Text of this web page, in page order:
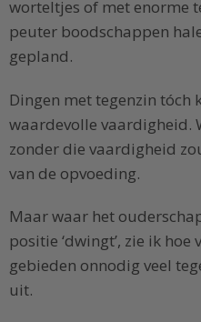
worteltjes of met enorme
peuter boodschappen
gepland.
Dingen met tegenzin tóch
waardevolle vaardigheid.
zonder die vaardigheid
van de opvoeding.
Maar waar het
positie ‘dwingt’, zie ik
gebieden onnodig veel
uit.